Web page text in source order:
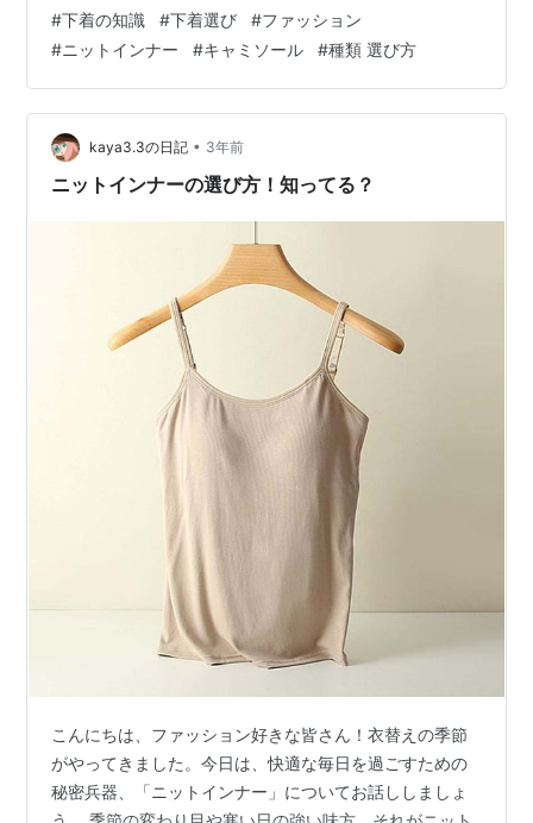
る方も多いはずです。 そこでveimiaが提案した今回のこ
の記事では、誰にでも簡単に試せる、胸を小さく見せる
秘訣をご紹介します。実際に効果的な洋服の選び方か
ら、サポート力のあるブラジャー、そして日々のエクサ
サイズまで、お役立ち情報をピックアップ。 これらのヒ
ントを取り入れて、もっと自由に、もっと自…
#下着の知識 #下着選び #ファッション
#ニットインナー #キャミソール #種類 選び方
kaya3.3の日記 • 3年前
ニットインナーの選び方！知ってる？
こんにちは、ファッション好きな皆さん！衣替えの季節
がやってきました。今日は、快適な毎日を過ごすための
秘密兵器、「ニットインナー」についてお話ししましょ